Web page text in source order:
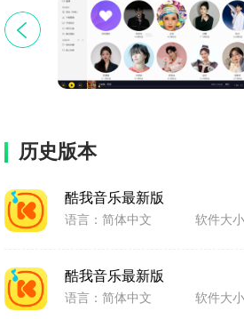
历史版本
酷我音乐最新版
语言：简体中文 软件大
酷我音乐最新版
语言：简体中文 软件大